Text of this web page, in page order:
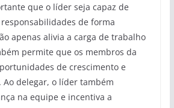
que o líder seja capaz de
de forma
apenas alivia a carga de trabalho
permite que os membros da
de crescimento e
Ao delegar, o líder também
na equipe e incentiva a